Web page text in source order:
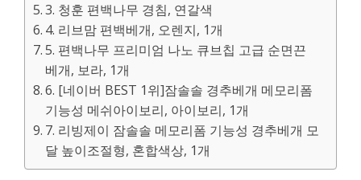
3. 청훈 편백나무 경침, 연갈색
4. 리브맘 편백베개, 오렌지, 1개
5. 편백나무 프리미엄 나노 큐브칩 고급 순면끈
베개, 보라, 1개
6. [네이버 BEST 1위]잠솔솔 경추베개 메모리폼
기능성 메쉬아이보리, 아이보리, 1개
7. 리빙제이 잠솔솔 메모리폼 기능성 경추베개 모
달 높이조절형, 혼합색상, 1개